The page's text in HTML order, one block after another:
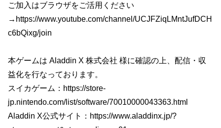
ご加入はブラウザをご活用ください
→https://www.youtube.com/channel/UCJFZiqLMntJufDCH
c6bQixg/join
本ゲームは Aladdin X 株式会社 様に確認の上、配信・収
益化を行なっております。
スイカゲーム：https://store-
jp.nintendo.com/list/software/70010000043363.html
Aladdin X公式サイト：https://www.aladdinx.jp/?